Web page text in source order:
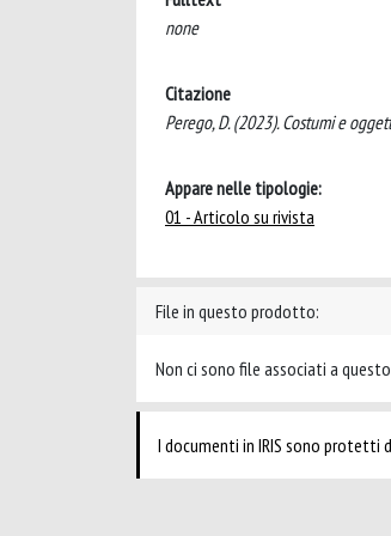
none
Citazione
Perego, D. (2023). Costumi e
Appare nelle tipologie:
01 - Articolo su rivista
File in questo prodotto:
Non ci sono file associati a
I documenti in IRIS sono protetti